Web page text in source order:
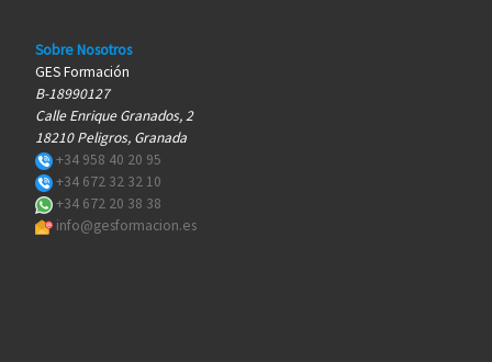
Sobre Nosotros
GES Formación
B-18990127
Calle Enrique Granados, 2
18210 Peligros, Granada
+34 958 40 20 95
+34 672 32 32 10
+34 672 20 38 38
info@gesformacion.es